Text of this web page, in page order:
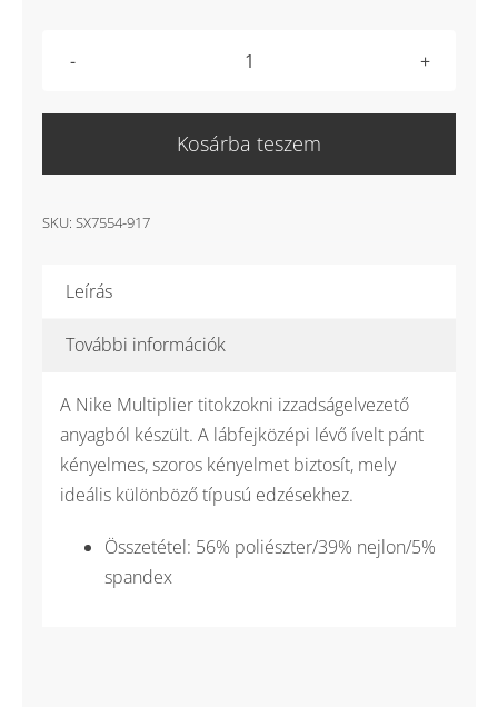
Nike
no
Kosárba teszem
SKU: SX7554-917
Leírás
További információk
A Nike Multiplier titokzokni izzadságelvezető
anyagból készült. A lábfejközépi lévő ívelt pánt
kényelmes, szoros kényelmet biztosít, mely
ideális különböző típusú edzésekhez.
Összetétel: 56% poliészter/39% nejlon/5%
spandex